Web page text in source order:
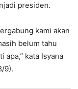
presiden.
kami akan
belum tahu
apa,” kata Isyana
9).